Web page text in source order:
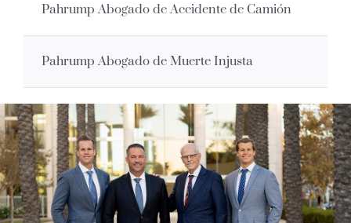
Pahrump Abogado de Accidente de Camión
Pahrump Abogado de Muerte Injusta